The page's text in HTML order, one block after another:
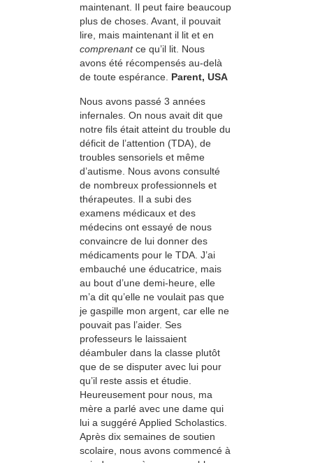
maintenant. Il peut faire beaucoup
plus de choses. Avant, il pouvait
lire, mais maintenant il lit et en
comprenantce qu’il lit. Nous
avons été récompensés au-delà
de toute espérance. Parent, USA
Nous avons passé 3 années
infernales. On nous avait dit que
notre fils était atteint du trouble du
déficit de l’attention (TDA), de
troubles sensoriels et même
d’autisme. Nous avons consulté
de nombreux professionnels et
thérapeutes. Il a subi des
examens médicaux et des
médecins ont essayé de nous
convaincre de lui donner des
médicaments pour le TDA. J’ai
embauché une éducatrice, mais
au bout d’une demi-heure, elle
m’a dit qu’elle ne voulait pas que
je gaspille mon argent, car elle ne
pouvait pas l’aider. Ses
professeurs le laissaient
déambuler dans la classe plutôt
que de se disputer avec lui pour
qu’il reste assis et étudie.
Heureusement pour nous, ma
mère a parlé avec une dame qui
lui a suggéré Applied Scholastics.
Après dix semaines de soutien
scolaire, nous avons commencé à